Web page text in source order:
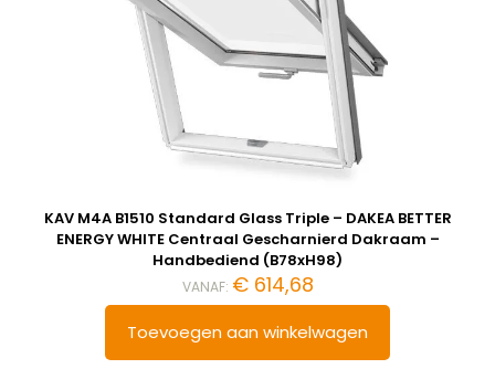
KAV M4A B1510 Standard Glass Triple – DAKEA BETTER
ENERGY WHITE Centraal Gescharnierd Dakraam –
Handbediend (B78xH98)
VANAF: €614,68
Toevoegen aan winkelwagen